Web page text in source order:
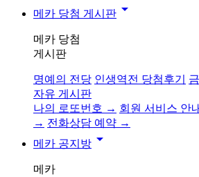
메카 당첨 게시판 arrow_drop_down
메카 당첨
게시판
명예의 전당 인생역전 당첨후기
자유 게시판
나의 로또번호 → 회원 서비스 안
→ 전화상담 예약 →
메카 공지방 arrow_drop_down
메카